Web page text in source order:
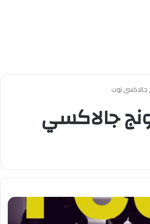
نوت
جالاكسي